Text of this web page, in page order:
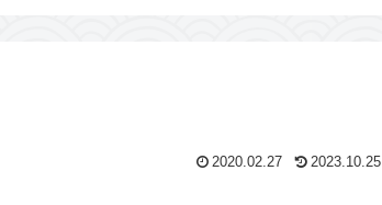
2020.02.27 2023.10.25